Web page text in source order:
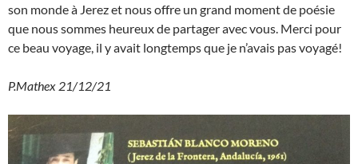
son monde à Jerez et nous offre un grand moment de poésie
que nous sommes heureux de partager avec vous. Merci pour
ce beau voyage, il y avait longtemps que je n’avais pas voyagé!
P.Mathex 21/12/21